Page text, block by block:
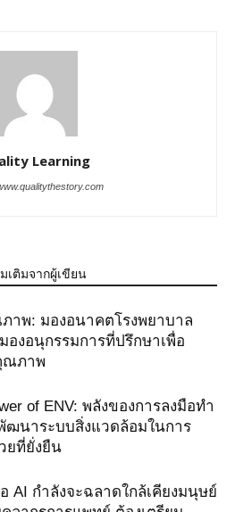
Learning
มเติมจากผู้เขียน
าพ: มองอนาคตโรงพยาบาล
องอนุกรรมการที่ปรึกษาเพื่อ
ณภาพ
of ENV: พลังของการลงมือทำ
ฒนาระบบสิ่งแวดล้อมในการ
ยที่ยั่งยืน
อ AI กําลังจะฉลาดใกล้เคียงมนุษย์